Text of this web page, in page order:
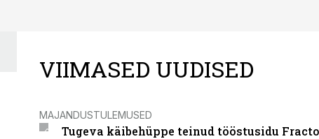
VIIMASED UUDISED
MAJANDUSTULEMUSED
Tugeva käibehüppe teinud tööstusidu